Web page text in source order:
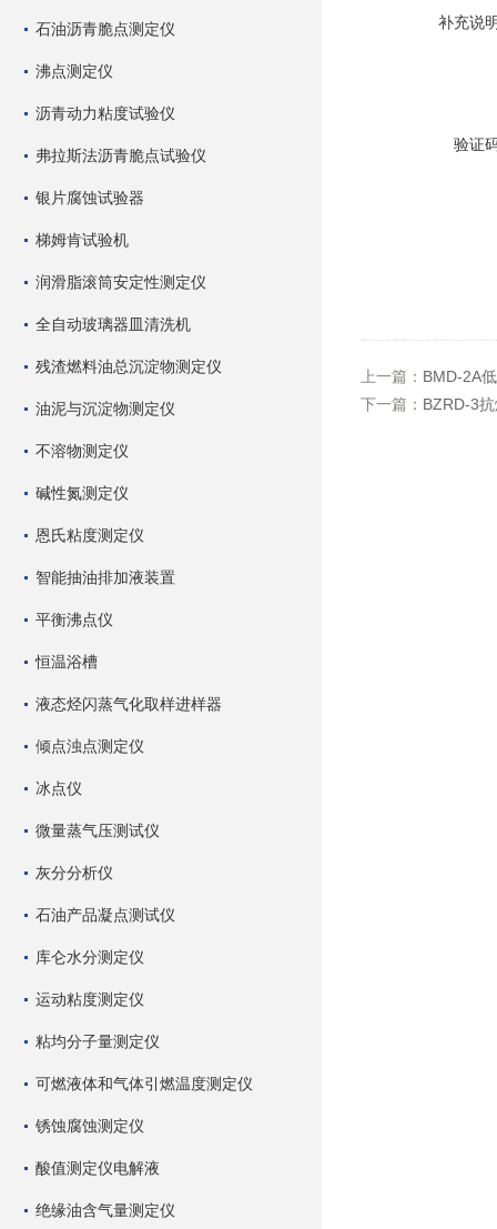
石油沥青脆点测定仪
沸点测定仪
沥青动力粘度试验仪
弗拉斯法沥青脆点试验仪
银片腐蚀试验器
梯姆肯试验机
润滑脂滚筒安定性测定仪
全自动玻璃器皿清洗机
残渣燃料油总沉淀物测定仪
油泥与沉淀物测定仪
不溶物测定仪
碱性氮测定仪
恩氏粘度测定仪
智能抽油排加液装置
平衡沸点仪
恒温浴槽
液态烃闪蒸气化取样进样器
倾点浊点测定仪
冰点仪
微量蒸气压测试仪
灰分分析仪
石油产品凝点测试仪
库仑水分测定仪
运动粘度测定仪
粘均分子量测定仪
可燃液体和气体引燃温度测定仪
锈蚀腐蚀测定仪
酸值测定仪电解液
绝缘油含气量测定仪
补充说
验证
上一篇： BMD-2A
下一篇： BZRD-3